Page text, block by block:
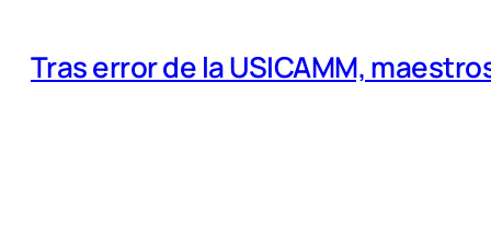
Tras error de la USICAMM,